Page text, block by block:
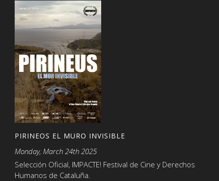
PIRINEOS EL MURO INVISIBLE
Monday, March 24th 2025
Selección Oficial, IMPACTE! Festival de Cine y Derechos
Humanos de Cataluña.